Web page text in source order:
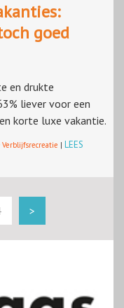
goed
en drukte
liever voor een
korte luxe vakantie.
Verblijfsrecreatie | LEES
>